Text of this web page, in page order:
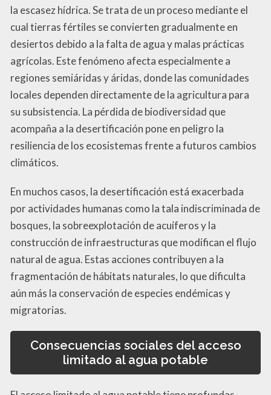
la escasez hídrica. Se trata de un proceso mediante el
cual tierras fértiles se convierten gradualmente en
desiertos debido a la falta de agua y malas prácticas
agrícolas. Este fenómeno afecta especialmente a
regiones semiáridas y áridas, donde las comunidades
locales dependen directamente de la agricultura para
su subsistencia. La pérdida de biodiversidad que
acompaña a la desertificación pone en peligro la
resiliencia de los ecosistemas frente a futuros cambios
climáticos.
En muchos casos, la desertificación está exacerbada
por actividades humanas como la tala indiscriminada de
bosques, la sobreexplotación de acuíferos y la
construcción de infraestructuras que modifican el flujo
natural de agua. Estas acciones contribuyen a la
fragmentación de hábitats naturales, lo que dificulta
aún más la conservación de especies endémicas y
migratorias.
Consecuencias sociales del acceso
limitado al agua potable